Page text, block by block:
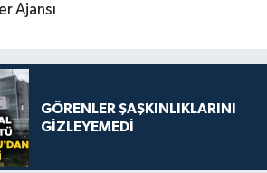
Ajansı
GÖRENLER ŞAŞKINLIKLARINI
GİZLEYEMEDİ